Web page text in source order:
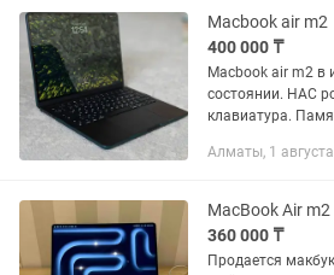
Macbook air m2
400 000 ₸
Macbook air m2 в
состоянии. НАС
клавиатура.
зарядка весь
Алматы, 1 августа
MacBook Air m2
360 000 ₸
Продается